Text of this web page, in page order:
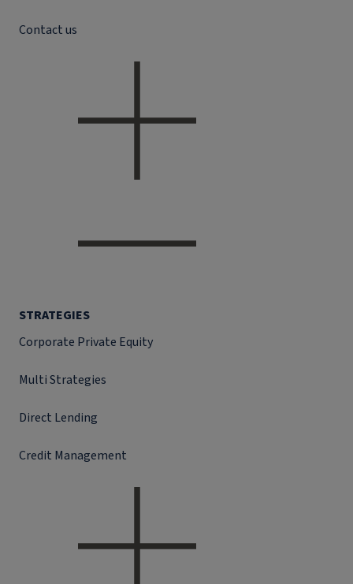
Contact us
STRATEGIES
Corporate Private Equity
Multi Strategies
Direct Lending
Credit Management